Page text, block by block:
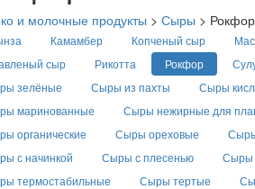
и молочные продукты > Сыры > Рокфор
Камамбер Копченый сыр
сыр
Рикотта Рокфор
зелёные
Сыры из пахты
Сыры
маринованные
Сыры нежирные для
органические
Сыры ореховые
с начинкой
Сыры с плесенью
Сыры
термостабильные
Сыры тертые